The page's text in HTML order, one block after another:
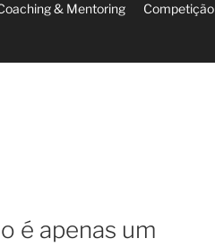
& Mentoring Competição
é apenas um